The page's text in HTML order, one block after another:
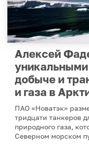
Алексей
добыче и
и газа в
ПАО «Новатэк»
тридцати танкеров
природного газа,
Северном морском